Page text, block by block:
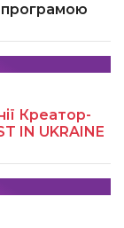
Креатор-
IN UKRAINE